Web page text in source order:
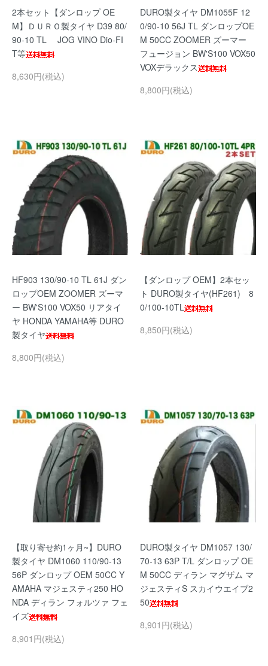
2本セット【ダンロップ OE
M】ＤＵＲＯ製タイヤ D39 80/
90-10 TL JOG VINO Dio-FI
T等
8,630円(税込)
DURO製タイヤ DM1055F 12
0/90-10 56J TL ダンロップOE
M 50CC ZOOMER ズーマー
フュージョン BW'S100 VOX50
VOXデラックス
8,800円(税込)
HF903 130/90-10 TL 61J ダン
ロップOEM ZOOMER ズーマ
ー BW'S100 VOX50 リアタイ
ヤ HONDA YAMAHA等 DURO
製タイヤ
8,800円(税込)
【ダンロップ OEM】2本セッ
ト DURO製タイヤ(HF261) 8
0/100-10TL
8,850円(税込)
【取り寄せ約1ヶ月~】DURO
製タイヤ DM1060 110/90-13
56P ダンロップ OEM 50CC Y
AMAHA マジェスティ250 HO
NDA ディラン フォルツァ フェ
イズ
8,901円(税込)
DURO製タイヤ DM1057 130/
70-13 63P T/L ダンロップ OE
M 50CC ディラン マグザム マ
ジェスティS スカイウエイブ2
50
8,901円(税込)